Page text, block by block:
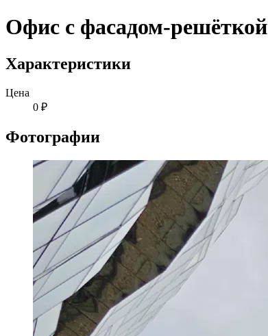
Офис с фасадом-решёткой
Характеристики
Цена
0 ₽
Фотографии